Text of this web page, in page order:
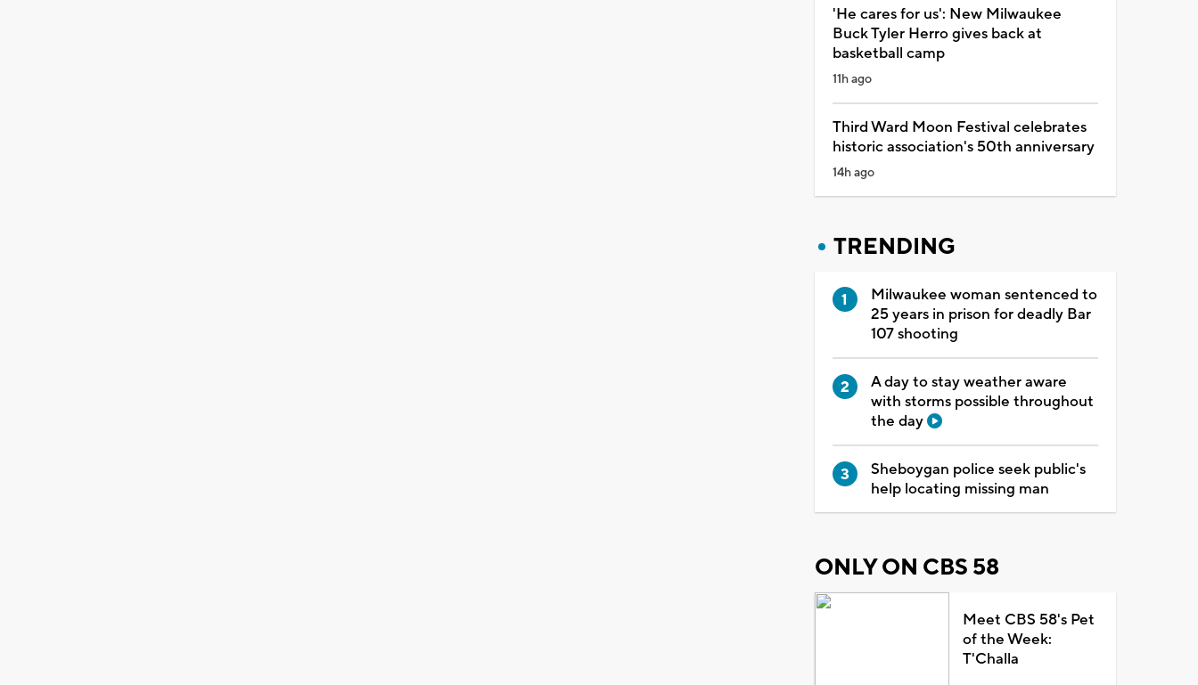
'He cares for us': New Milwaukee
Buck Tyler Herro gives back at
basketball camp
11h ago
Third Ward Moon Festival celebrates
historic association's 50th anniversary
14h ago
TRENDING
Milwaukee woman sentenced to
25 years in prison for deadly Bar
107 shooting
A day to stay weather aware
with storms possible throughout
the day
Sheboygan police seek public's
help locating missing man
ONLY ON CBS 58
Meet CBS 58's Pet
of the Week:
T'Challa